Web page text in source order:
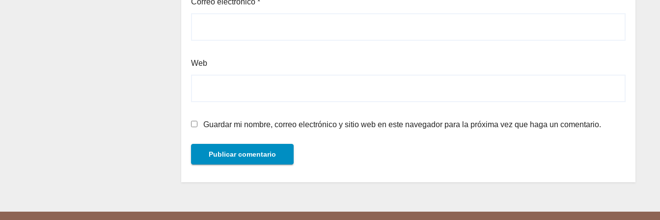
Correo electrónico *
Web
Guardar mi nombre, correo electrónico y sitio web en este navegador para la próxima vez que haga un comentario.